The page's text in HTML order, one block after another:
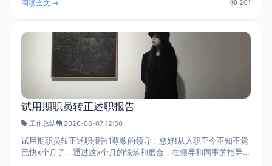
家在工作中对我的关心、支持和..
阅读全文 → 201
试用期职员转正述职报告
工作总结 2026-06-07 12:50
试用期职员转正述职报告1尊敬的领导：您好!从入职至今不知不觉
已快x个月了，通过这x个月的锻炼和磨合，在领导和同事的指导帮